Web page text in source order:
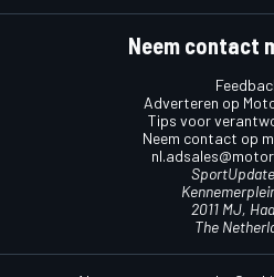
Neem contact
Adverteren op
Tips voor
Neem contact op
2011 MJ,
The